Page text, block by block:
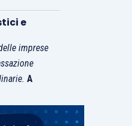
e
imprese
A